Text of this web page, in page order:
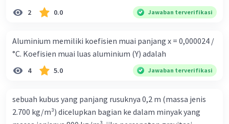
2 0.0 Jawaban terverifikasi
Aluminium memiliki koefisien muai panjang x = 0,000024 /
°C. Koefisien muai luas aluminium (Y) adalah
4 5.0 Jawaban terverifikasi
sebuah kubus yang panjang rusuknya 0,2 m (massa jenis
2.700 kg/m³) dicelupkan bagian ke dalam minyak yang